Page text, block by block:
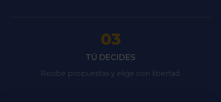
03
TÚ DECIDES
Recibe propuestas y elige con libertad.